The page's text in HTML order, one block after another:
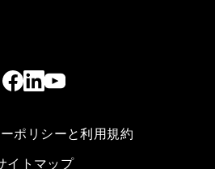
ポリシーと利用規約
イトマップ